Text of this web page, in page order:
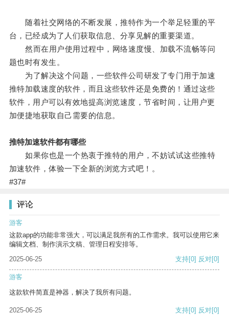
随着社交网络的不断发展，推特作为一个举足轻重的平
台，已经成为了人们获取信息、分享见解的重要渠道。
然而在用户使用过程中，网络速度慢、加载不流畅等问
题也时有发生。
为了解决这个问题，一些软件公司研发了专门用于加速
推特加载速度的软件，而且这些软件还是免费的！通过这些
软件，用户可以有效地提高浏览速度，节省时间，让用户更
加便捷地获取自己需要的信息。
推特加速软件都有哪些
如果你也是一个热衷于推特的用户，不妨试试这些推特
加速软件，体验一下全新的浏览方式吧！。
#37#
评论
游客
这款app的功能非常强大，可以满足我所有的工作需求。我可以使用它来
编辑文档、制作演示文稿、管理日程安排等。
2025-06-25
支持[0] 反对[0]
游客
这款软件简直是神器，解决了我所有问题。
2025-06-25 支持[0] 反对[0]